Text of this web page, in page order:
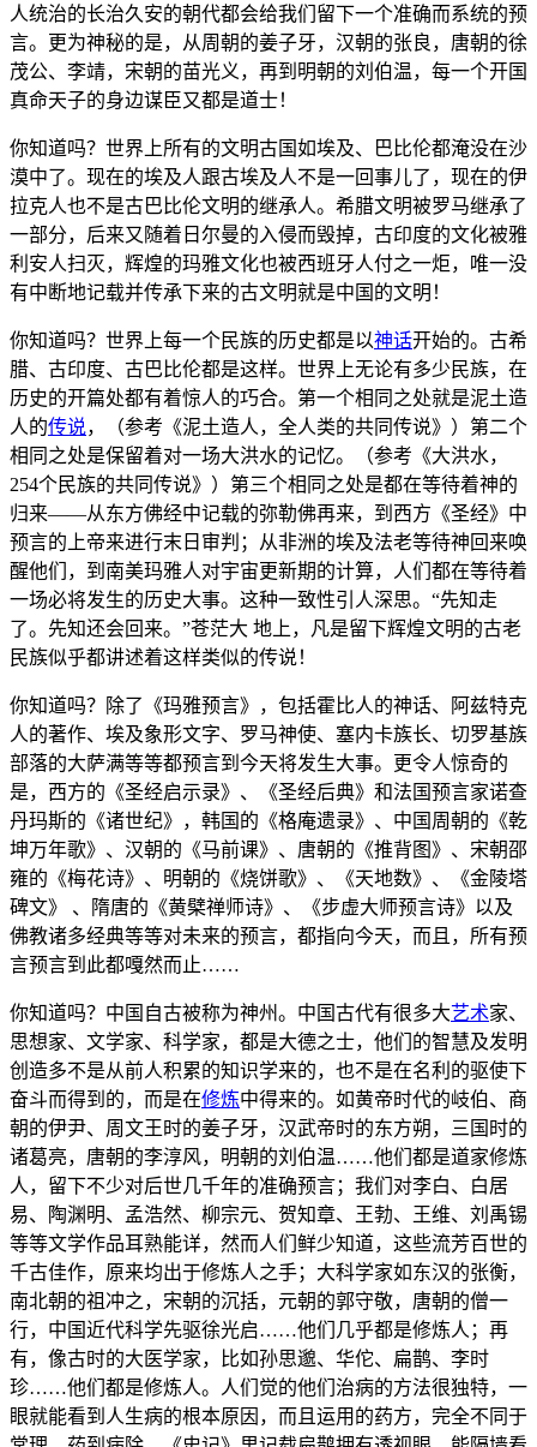
人统治的长治久安的朝代都会给我们留下一个准确而系统的预
言。更为神秘的是，从周朝的姜子牙，汉朝的张良，唐朝的徐
茂公、李靖，宋朝的苗光义，再到明朝的刘伯温，每一个开国
真命天子的身边谋臣又都是道士！
你知道吗？世界上所有的文明古国如埃及、巴比伦都淹没在沙
漠中了。现在的埃及人跟古埃及人不是一回事儿了，现在的伊
拉克人也不是古巴比伦文明的继承人。希腊文明被罗马继承了
一部分，后来又随着日尔曼的入侵而毁掉，古印度的文化被雅
利安人扫灭，辉煌的玛雅文化也被西班牙人付之一炬，唯一没
有中断地记载并传承下来的古文明就是中国的文明！
你知道吗？世界上每一个民族的历史都是以神话开始的。古希
腊、古印度、古巴比伦都是这样。世界上无论有多少民族，在
历史的开篇处都有着惊人的巧合。第一个相同之处就是泥土造
人的传说，（参考《泥土造人，全人类的共同传说》）第二个
相同之处是保留着对一场大洪水的记忆。（参考《大洪水，
254个民族的共同传说》）第三个相同之处是都在等待着神的
归来——从东方佛经中记载的弥勒佛再来，到西方《圣经》中
预言的上帝来进行末日审判；从非洲的埃及法老等待神回来唤
醒他们，到南美玛雅人对宇宙更新期的计算，人们都在等待着
一场必将发生的历史大事。这种一致性引人深思。“先知走
了。先知还会回来。”苍茫大 地上，凡是留下辉煌文明的古老
民族似乎都讲述着这样类似的传说！
你知道吗？除了《玛雅预言》，包括霍比人的神话、阿兹特克
人的著作、埃及象形文字、罗马神使、塞内卡族长、切罗基族
部落的大萨满等等都预言到今天将发生大事。更令人惊奇的
是，西方的《圣经启示录》、《圣经后典》和法国预言家诺查
丹玛斯的《诸世纪》，韩国的《格庵遗录》、中国周朝的《乾
坤万年歌》、汉朝的《马前课》、唐朝的《推背图》、宋朝邵
雍的《梅花诗》、明朝的《烧饼歌》、《天地数》、《金陵塔
碑文》 、隋唐的《黄檗禅师诗》、《步虚大师预言诗》以及
佛教诸多经典等等对未来的预言，都指向今天，而且，所有预
言预言到此都嘎然而止……
你知道吗？中国自古被称为神州。中国古代有很多大艺术家、
思想家、文学家、科学家，都是大德之士，他们的智慧及发明
创造多不是从前人积累的知识学来的，也不是在名利的驱使下
奋斗而得到的，而是在修炼中得来的。如黄帝时代的岐伯、商
朝的伊尹、周文王时的姜子牙，汉武帝时的东方朔，三国时的
诸葛亮，唐朝的李淳风，明朝的刘伯温……他们都是道家修炼
人，留下不少对后世几千年的准确预言；我们对李白、白居
易、陶渊明、孟浩然、柳宗元、贺知章、王勃、王维、刘禹锡
等等文学作品耳熟能详，然而人们鲜少知道，这些流芳百世的
千古佳作，原来均出于修炼人之手；大科学家如东汉的张衡，
南北朝的祖冲之，宋朝的沉括，元朝的郭守敬，唐朝的僧一
行，中国近代科学先驱徐光启……他们几乎都是修炼人；再
有，像古时的大医学家，比如孙思邈、华佗、扁鹊、李时
珍……他们都是修炼人。人们觉的他们治病的方法很独特，一
眼就能看到人生病的根本原因，而且运用的药方，完全不同于